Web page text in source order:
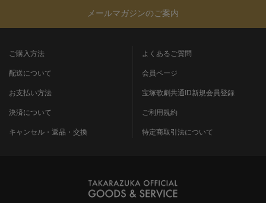
メールマガジンのご案内
ご購入方法
配送について
お支払い方法
決済について
キャンセル・返品・交換
よくあるご質問
会員ページ
宝塚歌劇共通ID新規会員登録
ご利用規約
特定商取引法について